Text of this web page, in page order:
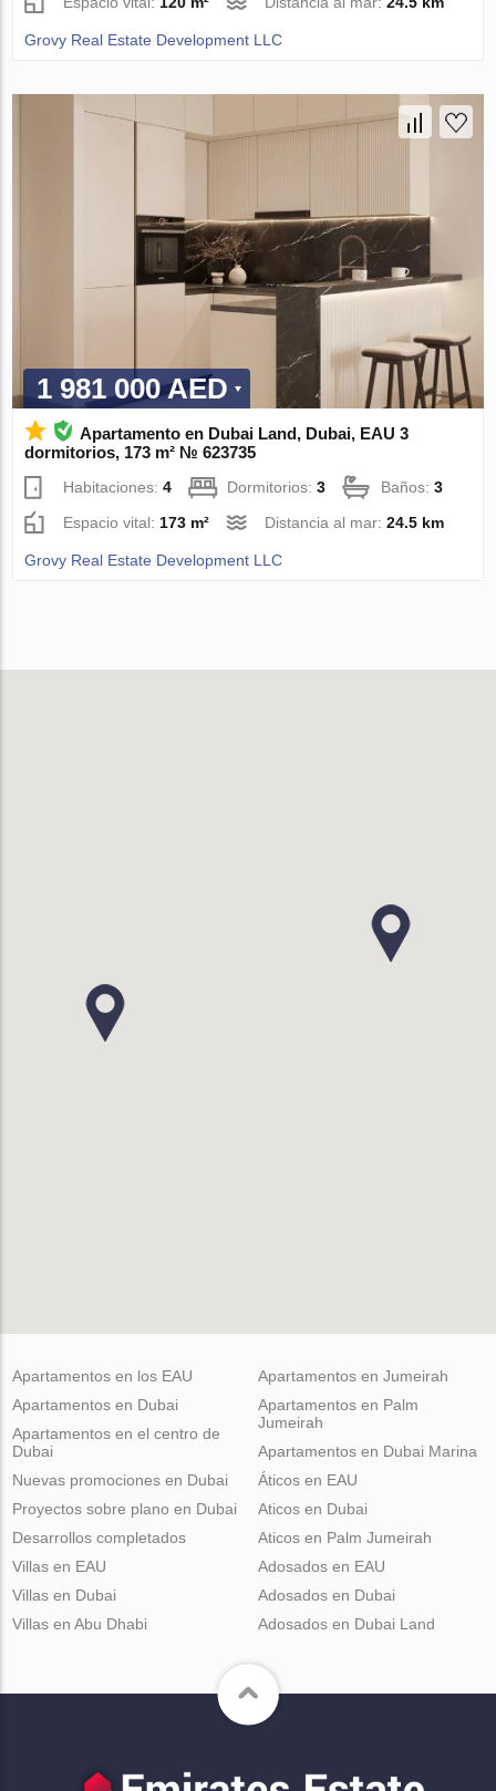
Grovy Real Estate Development LLC
1 981 000 AED
Apartamento en Dubai Land, Dubai, EAU 3
dormitorios, 173 m² № 623735
Habitaciones:4 Dormitorios:3 Baños:3
Espacio vital: 173 m² Distancia al mar:24.5 km
Grovy Real Estate Development LLC
Apartamentos en los EAU
Apartamentos en Dubai
Apartamentos en el centro de
Dubai
Apartamentos en Jumeirah
Apartamentos en Palm
Jumeirah
Apartamentos en Dubai Marina
Nuevas promociones en Dubai
Proyectos sobre plano en Dubai
Desarrollos completados
Áticos en EAU
Aticos en Dubai
Aticos en Palm Jumeirah
Villas en EAU
Villas en Dubai
Villas en Abu Dhabi
Adosados en EAU
Adosados en Dubai
Adosados en Dubai Land